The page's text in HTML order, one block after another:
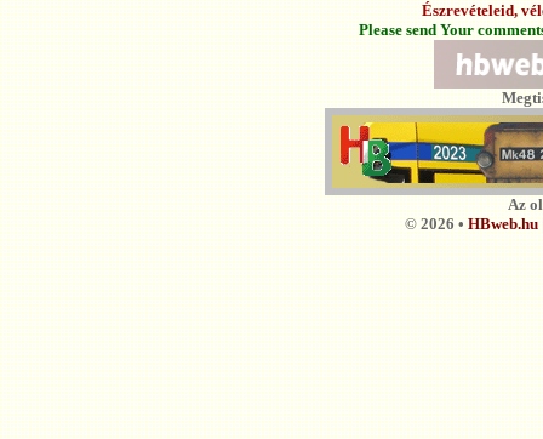
Észrevételeid,
Please send Your
Az
© 2026 •HBweb.hu